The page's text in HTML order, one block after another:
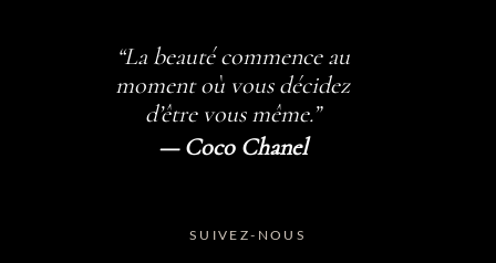
“La beauté commence au
moment où vous décidez
d’être vous même.”
— Coco Chanel
SUIVEZ-NOUS